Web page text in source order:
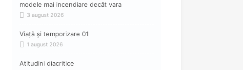
modele mai incendiare decât vara
3 august 2026
Viață și temporizare 01
1 august 2026
Atitudini diacritice